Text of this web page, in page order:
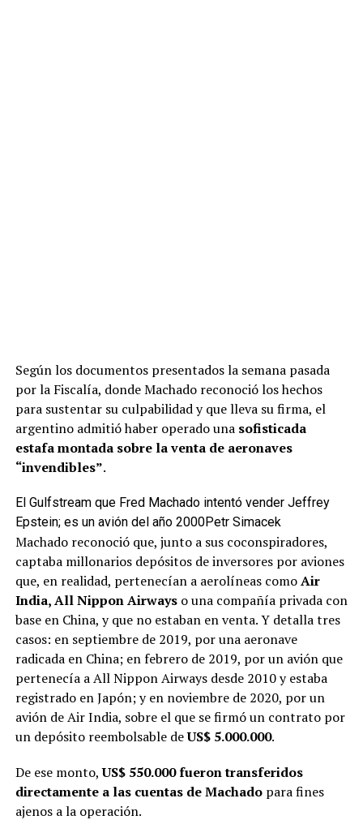
Según los documentos presentados la semana pasada
por la Fiscalía, donde Machado reconoció los hechos
para sustentar su culpabilidad y que lleva su firma, el
argentino admitió haber operado una sofisticada
estafa montada sobre la venta de aeronaves
“invendibles”.
El Gulfstream que Fred Machado intentó vender Jeffrey
Epstein; es un avión del año 2000Petr Simacek
Machado reconoció que, junto a sus coconspiradores,
captaba millonarios depósitos de inversores por aviones
que, en realidad, pertenecían a aerolíneas comoAir
India, All Nippon Airwayso una compañía privada con
base en China, y que no estaban en venta. Y detalla tres
casos: en septiembre de 2019, por una aeronave
radicada en China; en febrero de 2019, por un avión que
pertenecía a All Nippon Airways desde 2010 y estaba
registrado en Japón; y en noviembre de 2020, por un
avión de Air India, sobre el que se firmó un contrato por
un depósito reembolsable deUS$ 5.000.000.
De ese monto,US$ 550.000 fueron transferidos
directamente a las cuentas de Machadopara fines
ajenos a la operación.